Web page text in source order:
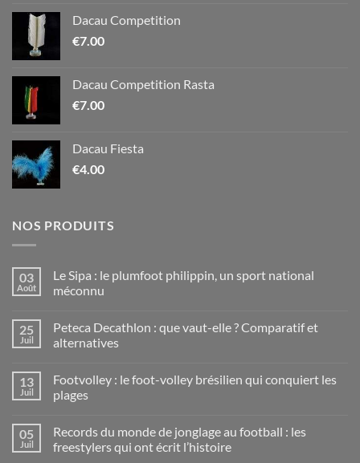
Dacau Competition
€7.00
Dacau Competition Rasta
€7.00
Dacau Fiesta
€4.00
NOS PRODUITS
03
Août
Le Sipa : le plumfoot philippin, un sport national
méconnu
sur
Le
Sipa
plumfoot
philippin,
un
méconnu
25
Juil
Peteca Decathlon : que vaut-elle ? Comparatif et
alternatives
sur
Peteca
Decathlon
vaut-
elle
?
13
Juil
Footvolley : le foot-volley brésilien qui conquiert les
plages
sur
Footvolley
05
Juil
Records du monde de jonglage au football : les
freestylers qui ont écrit l’histoire